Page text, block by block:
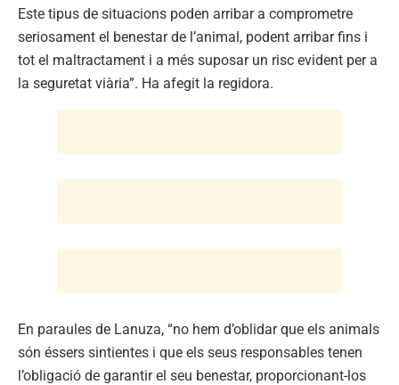
Este tipus de situacions poden arribar a comprometre
seriosament el benestar de l’animal, podent arribar fins i
tot el maltractament i a més suposar un risc evident per a
la seguretat viària”. Ha afegit la regidora.
En paraules de Lanuza, “no hem d’oblidar que els animals
són éssers sintientes i que els seus responsables tenen
l’obligació de garantir el seu benestar, proporcionant-los